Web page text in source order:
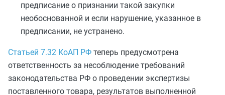
предписание о признании такой закупки
необоснованной и если нарушение, указанное в
предписании, не устранено.
Статьей 7.32 КоАП РФ теперь предусмотрена
ответственность за несоблюдение требований
законодательства РФ о проведении экспертизы
поставленного товара, результатов выполненной